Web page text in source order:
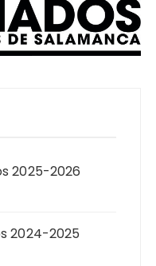
2025-2026
2024-2025